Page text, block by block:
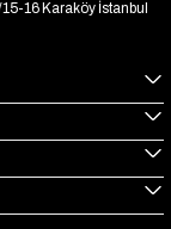
16 Karaköy İstanbul